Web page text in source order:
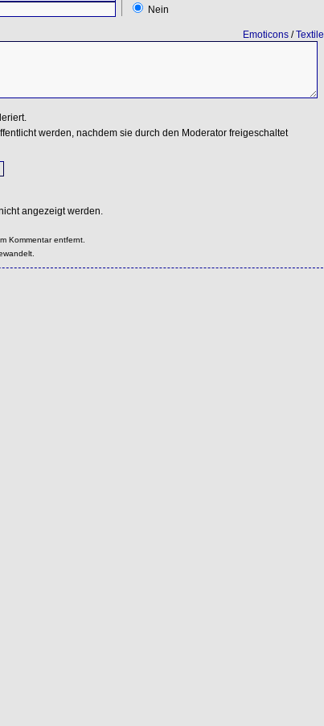
Nein
Emoticons/Textile
werden, nachdem sie durch den Moderator freigeschaltet
angezeigt werden.
Kommentar entfernt.